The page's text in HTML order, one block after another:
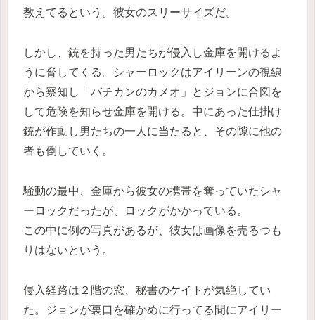
教えてるという。彼女のスリーサイズだ。
しかし、銃を持った男たちが侵入し金庫を開けるよ
うに脅してくる。シャーロックはアイリーンの視線
から察知し「バチカンのカメオ」とジョンに合図を
して危険を知らせ金庫を開ける。中にあった仕掛け
銃が作動し男たちの一人に当たると、その隙に他の
者も倒していく。
騒動の最中、金庫から彼女の携帯を奪っていたシャ
ーロックだったが、ロックがかかっている。
この中に例の写真があるが、彼女は画像を売るつも
りはないという。
侵入経路は２階の窓、秘書のケイトが気絶してい
た。ジョンが裏口を確かめに行ってる間にアイリー